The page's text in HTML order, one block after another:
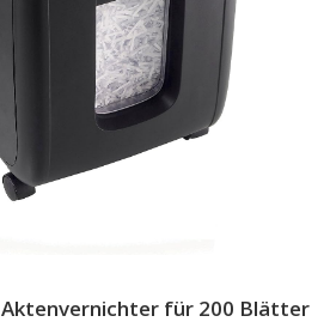
Aktenvernichter für 200 Blätter